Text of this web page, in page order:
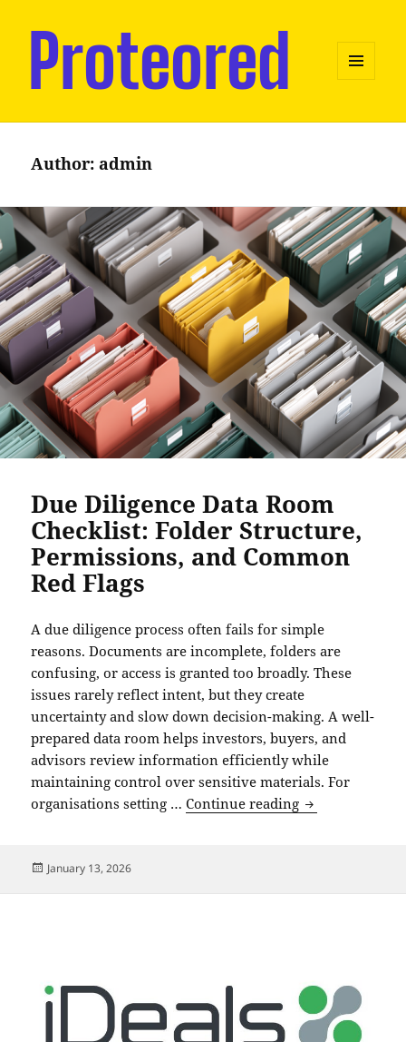
Author:admin
Due Diligence Data Room
Checklist: Folder Structure,
Permissions, and Common
Red Flags
A due diligence process often fails for simple
reasons. Documents are incomplete, folders are
confusing, or access is granted too broadly. These
issues rarely reflect intent, but they create
uncertainty and slow down decision-making. A well-
prepared data room helps investors, buyers, and
advisors review information efficiently while
maintaining control over sensitive materials. For
organisations setting …Continue reading Due Diligence
Posted
January 13, 2026